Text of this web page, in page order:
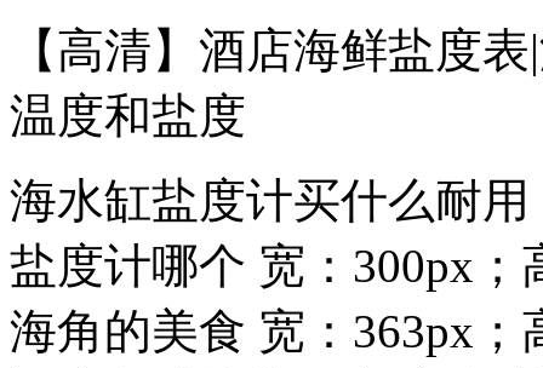
【高清】酒店海鲜盐度
温度和盐度
海水缸盐度计买什么耐
盐度计哪个 宽：300px；
海角的美食 宽：363px；